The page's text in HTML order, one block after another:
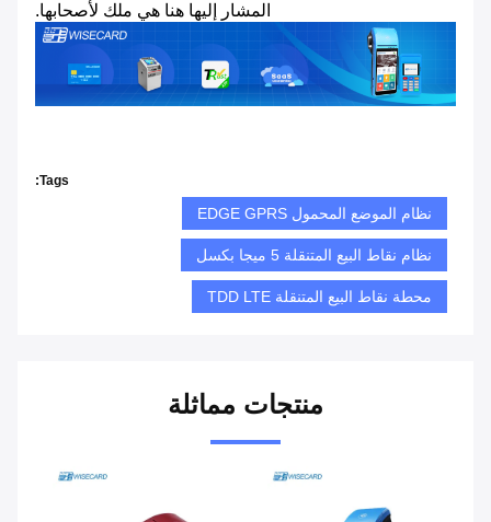
المشار إليها هنا هي ملك لأصحابها.
Tags:
نظام الموضع المحمول EDGE GPRS
نظام نقاط البيع المتنقلة 5 ميجا بكسل
محطة نقاط البيع المتنقلة TDD LTE
منتجات مماثلة